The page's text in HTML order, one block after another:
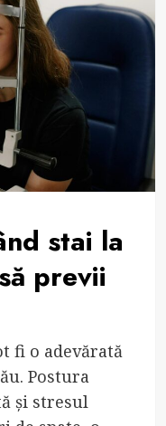
stai la
previi
fi o adevărată
Postura
și stresul